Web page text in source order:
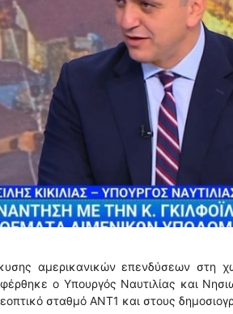
αμερικανικών επενδύσεων στη
ο Υπουργός Ναυτιλίας και
σταθμό ΑΝΤ1 και στους